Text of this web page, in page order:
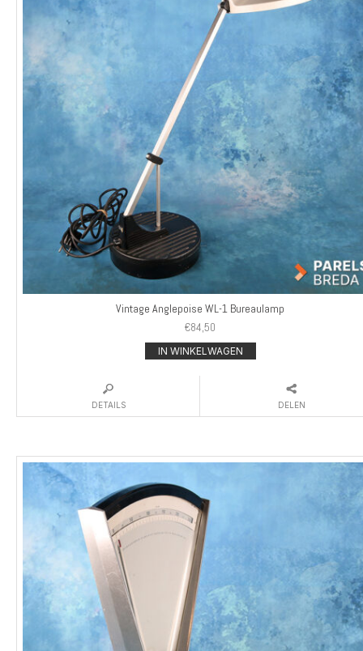
Vintage Anglepoise WL-1 Bureaulamp
€84,50
IN WINKELWAGEN
DETAILS DELEN